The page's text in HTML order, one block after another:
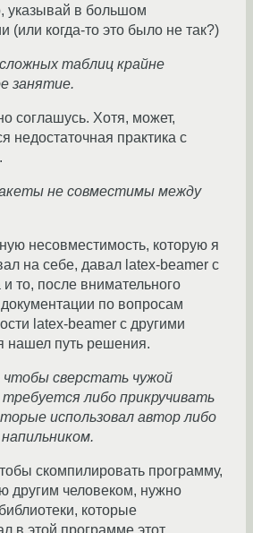
указывай в большом
(или когда-то это было не так?)
таблиц крайне
занятие.
соглашусь. Хотя, может,
недостаточная практика с
не совместимы между
несовместимость, которую я
на себе, давал latex-beamer с
и то, после внимательного
по вопросам
latex-beamer с другими
нашел путь решения.
чтобы сверстать чужой
либо прикручивать
использовал автор либо
скомпилировать программу,
другим человеком, нужно
которые